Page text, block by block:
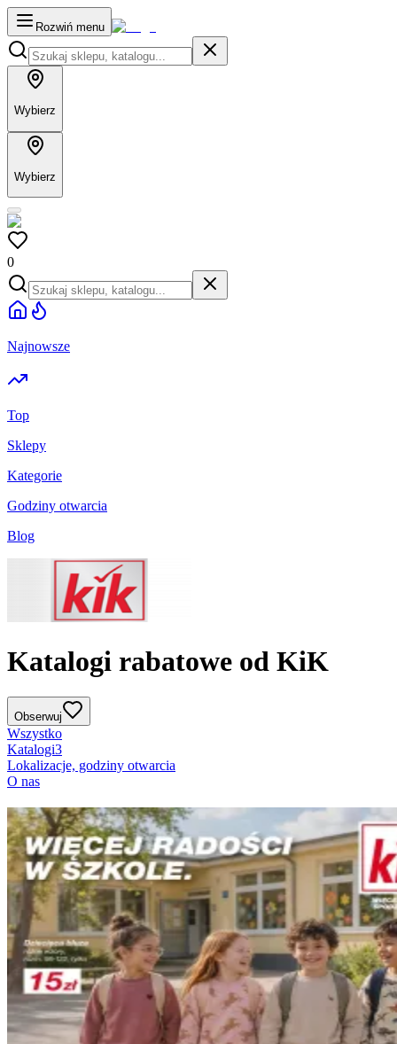
Rozwiń menu
Wybierz
Wybierz
0
Najnowsze
Top
Sklepy
Kategorie
Godziny otwarcia
Blog
Katalogi rabatowe od KiK
Obserwuj
Wszystko
Katalogi3
Lokalizacje, godziny otwarcia
O nas